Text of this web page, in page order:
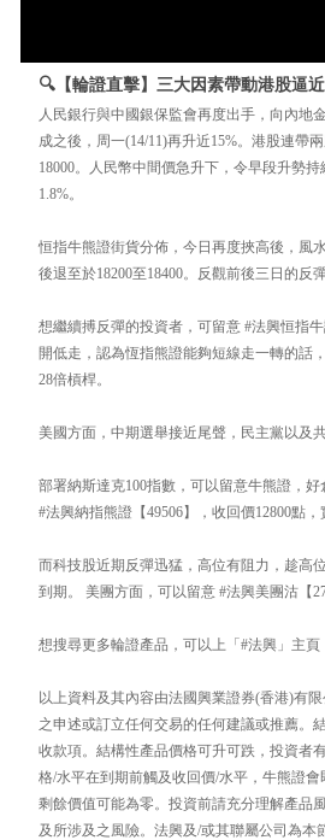
🔍【輪證直擊】三大因素帶動港股逼
人民銀行與中國銀保監會再度出手，向內地
成之後，周一(14/11)再升近15%。港股連帶
18000。人民幣中間價急升下，令早段升勢
1.8%。
恒指牛熊證街貨分佈，今日再度挾高後，風
後退至於18200至18400。反觀前後三日的反
想繼續搏反彈的投資者，可留意 #法興恒指
開低走，認為恆指熊證能夠短線走一轉的話
28倍槓桿。
美國方面，中期選舉接近尾聲，民主黨以及
部署納斯達克100指數，可以留意牛熊證，
#法興納指熊證【49506】，收回價12800點
而科技股近期反彈迅猛，高位有阻力，趁高
到期。 美團方面，可以留意 #法興美團沽【
想搜尋更多輪證產品，可以上「#法興」主頁
以上資料及其內容由法國興業證券(香港)有
之申述或訂立任何交易的任何建議或推薦。
收款項。結構性產品價格可升可跌，投資者
格/水平在到期前觸及收回價/水平，牛熊證
剩餘價值可能為零。投資前請充分理解產品
及所涉及之風險。法興及/或其聯屬公司為